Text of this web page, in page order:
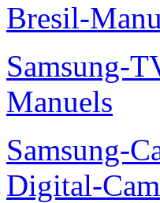
Bresil-
Samsung-
Manuels
Samsung-
Digital-